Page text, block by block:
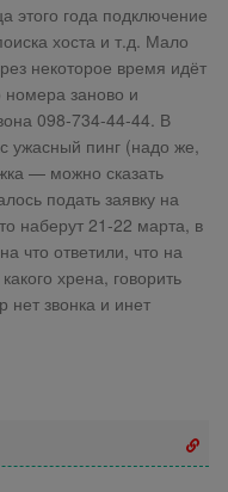
этого года подключение
хоста и т.д. Мало
некоторое время идёт
номера заново и
098-734-44-44. В
ужасный пинг (надо же,
— можно сказать
подать заявку на
наберут 21-22 марта, в
что ответили, что на
хрена, говорить
нет звонка и инет